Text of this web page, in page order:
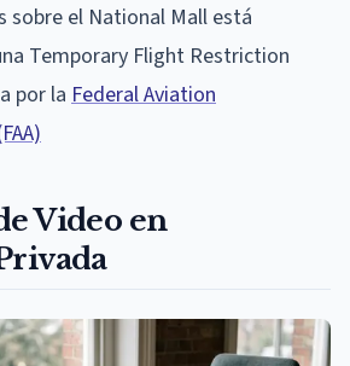
sobre el National Mall está
Temporary Flight Restriction
por la Federal Aviation
Video en